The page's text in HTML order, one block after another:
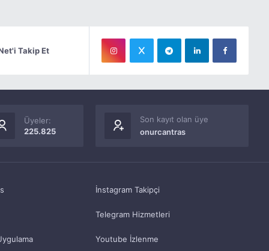
Takip Et
Üyeler:
225.825
Son kayıt olan üye
onurcantras
İnstagram Takipçi
Telegram Hizmetleri
Youtube İzlenme